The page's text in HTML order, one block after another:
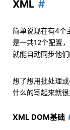
XML
简单说现在有4个
是一共12个配置
就能自动同步他们
想了想用批处理
什么的写起来就
XML DOM基础